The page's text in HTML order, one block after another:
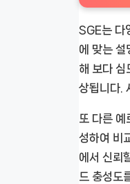
SGE는 다
에 맞는 설
해 보다 심
상됩니다.
또 다른
성하여 비
에서 신뢰
드 충성도